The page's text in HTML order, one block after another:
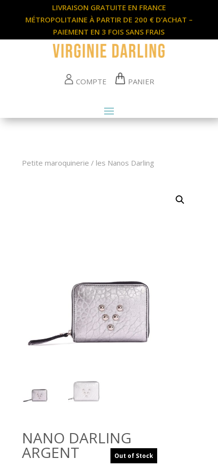
LIVRAISON GRATUITE EN FRANCE
MÉTROPOLITAINE À PARTIR DE 200 € D’ACHAT –
PAIEMENT EN 3 FOIS SANS FRAIS
COMPTE PANIER
Petite maroquinerie / les Nanos Darling
NANO DARLING
ARGENT Out of Stock